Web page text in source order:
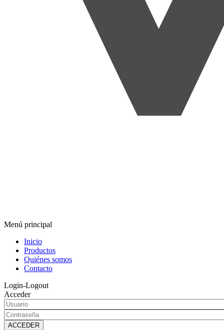
Menú principal
Inicio
Productos
Quiénes somos
Contacto
Login-Logout
Acceder